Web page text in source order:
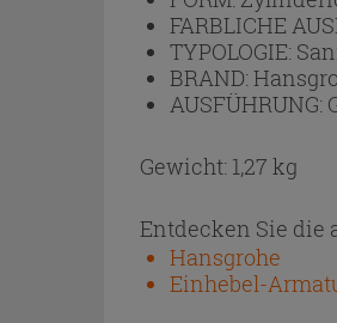
FARBLICHE
TYPOLOGIE:
BRAND:
AUSFÜHRUNG:
Gewicht: 1,27 kg
Entdecken Sie die
Hansgrohe
Einhebel-